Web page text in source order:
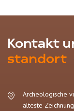
Kontakt
standort
Archeologische
älteste